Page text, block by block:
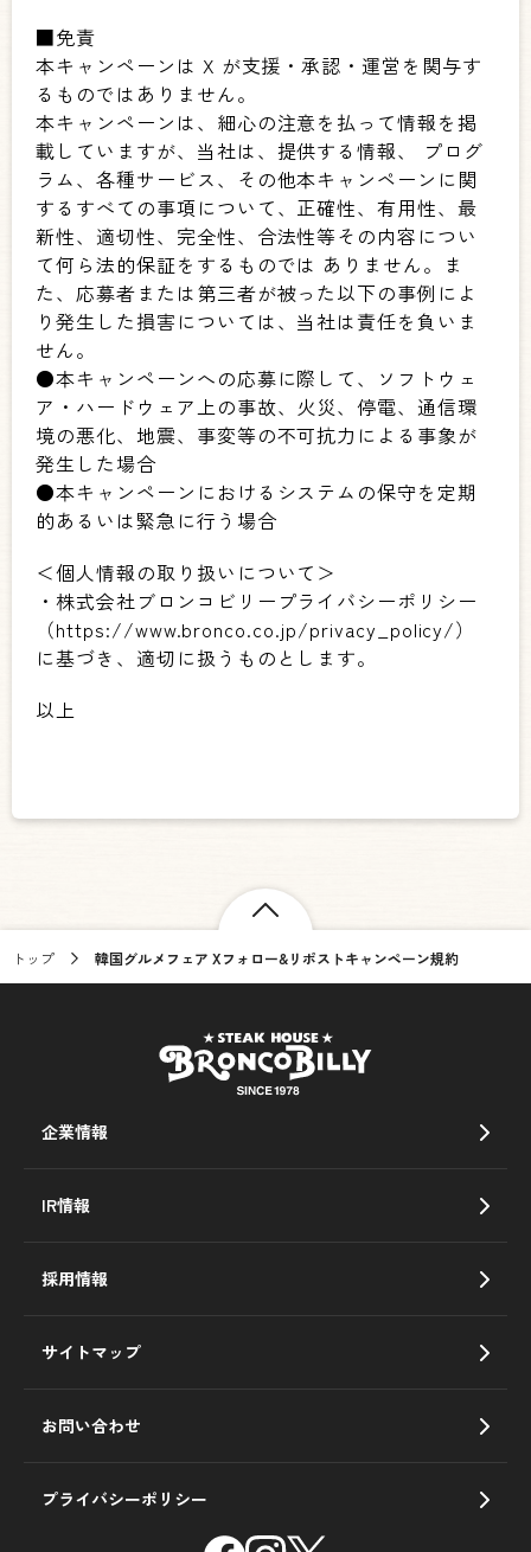
■免責
本キャンペーンは X が支援・承認・運営を関与す
るものではありません。
本キャンペーンは、細心の注意を払って情報を掲
載していますが、当社は、提供する情報、 プログ
ラム、各種サービス、その他本キャンペーンに関
するすべての事項について、正確性、有用性、最
新性、適切性、完全性、合法性等その内容につい
て何ら法的保証をするものでは ありません。ま
た、応募者または第三者が被った以下の事例によ
り発生した損害については、当社は責任を負いま
せん。
●本キャンペーンへの応募に際して、ソフトウェ
ア・ハードウェア上の事故、火災、停電、通信環
境の悪化、地震、事変等の不可抗力による事象が
発生した場合
●本キャンペーンにおけるシステムの保守を定期
的あるいは緊急に行う場合
＜個人情報の取り扱いについて＞
・株式会社ブロンコビリープライバシーポリシー
（https://www.bronco.co.jp/privacy_policy/）
に基づき、適切に扱うものとします。
以上
トップ 韓国グルメフェア Xフォロー&リポストキャンペーン規約
企業情報
IR情報
採用情報
サイトマップ
お問い合わせ
プライバシーポリシー